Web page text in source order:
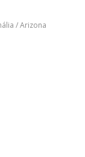
/ Arizona